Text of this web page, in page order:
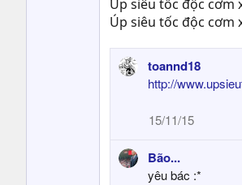
Úp siêu tốc độc cơm
Úp siêu tốc độc cơm
toannd18
http://
15/11/15
Bão...
yêu bác :*